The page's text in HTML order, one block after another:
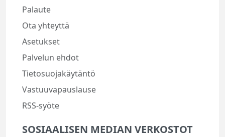
Palaute
Ota yhteyttä
Asetukset
Palvelun ehdot
Tietosuojakäytäntö
Vastuuvapauslause
RSS-syöte
SOSIAALISEN MEDIAN VERKOSTOT